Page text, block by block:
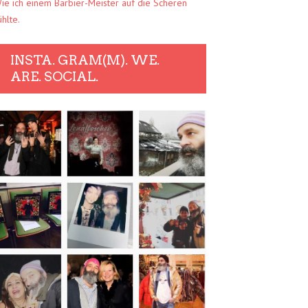
ich einem Barbier-Meister auf die Scheren
INSTA. GRAM(M). WE.
ARE. SOCIAL.